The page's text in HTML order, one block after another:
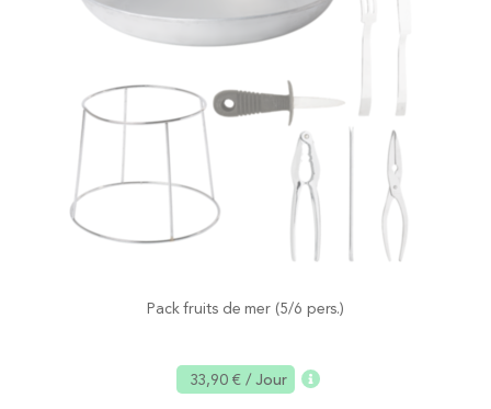
Pack fruits de mer (5/6 pers.)
33,90 €/ Jour